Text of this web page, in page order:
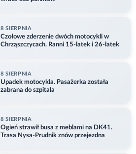
8 SIERPNIA
Czołowe zderzenie dwóch motocykli w
Chrząszczycach. Ranni 15-latek i 26-latek
8 SIERPNIA
Upadek motocykla. Pasażerka została
zabrana do szpitala
8 SIERPNIA
Ogień strawił busa z meblami na DK41.
Trasa Nysa-Prudnik znów przejezdna